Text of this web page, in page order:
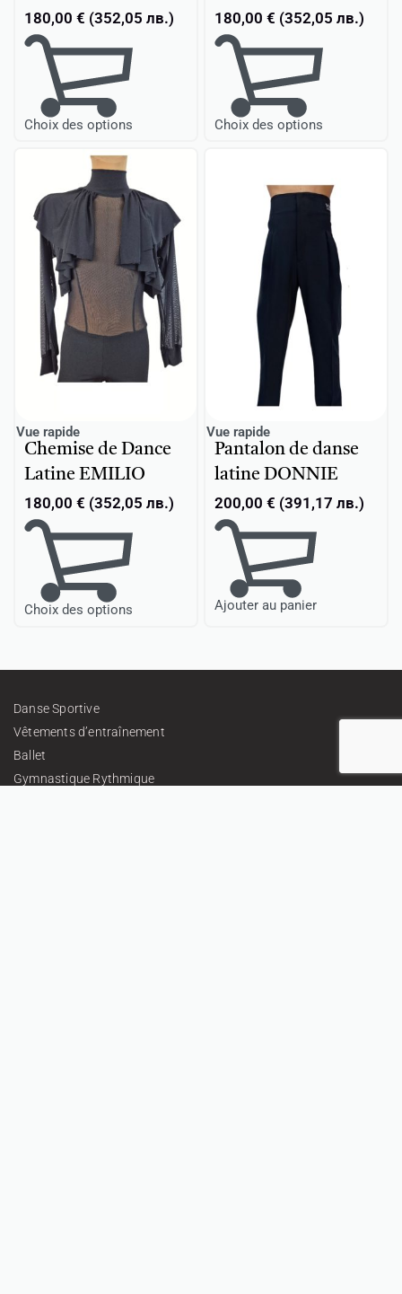
180,00 € (352,05 лв.)
Choix des options
180,00 € (352,05 лв.)
Choix des options
Vue rapide
Chemise de Dance
Latine EMILIO
180,00 € (352,05 лв.)
Choix des options
Vue rapide
Pantalon de danse
latine DONNIE
200,00 € (391,17 лв.)
Ajouter au panier
Danse Sportive
Vêtements d’entraînement
Ballet
Gymnastique Rythmique